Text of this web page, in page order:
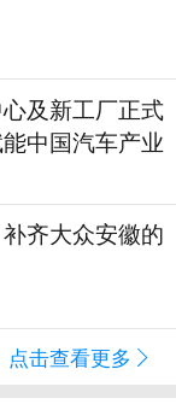
及新工厂正式
中国汽车产业
齐大众安徽的
点击查看更多